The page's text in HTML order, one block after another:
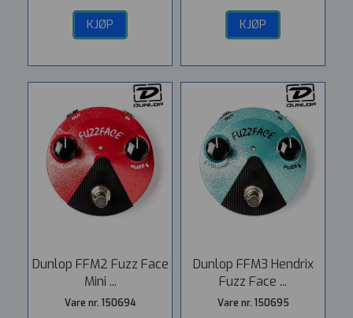
KJØP KJØP
Dunlop FFM2 Fuzz Face
Mini ...
Vare nr. 150694
Dunlop FFM3 Hendrix
Fuzz Face ...
Vare nr. 150695